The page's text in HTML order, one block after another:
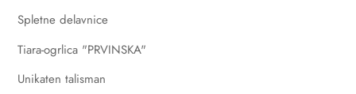
Spletne delavnice
Tiara-ogrlica "PRVINSKA"
Unikaten talisman